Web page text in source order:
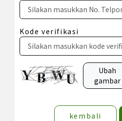
Kode verifikasi
Ubah
gambar
kembali